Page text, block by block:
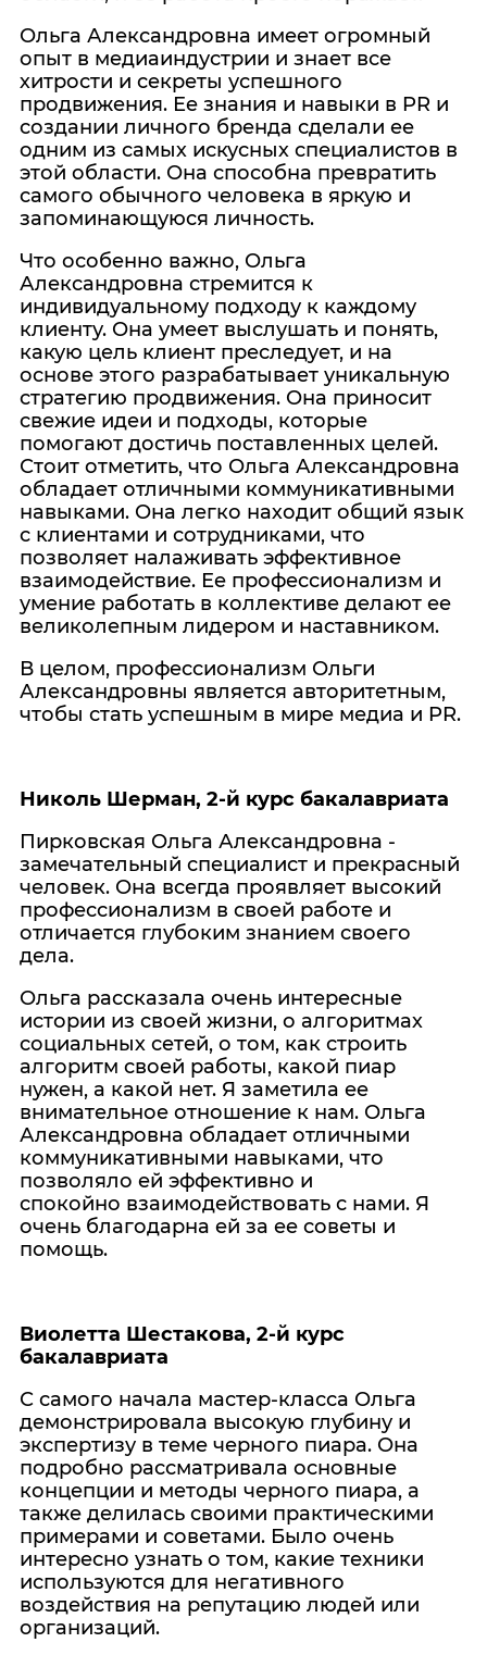
Ольга Александровна имеет огромный
опыт в медиаиндустрии и знает все
хитрости и секреты успешного
продвижения. Ее знания и навыки в PR и
создании личного бренда сделали ее
одним из самых искусных специалистов в
этой области. Она способна превратить
самого обычного человека в яркую и
запоминающуюся личность.
Что особенно важно, Ольга
Александровна стремится к
индивидуальному подходу к каждому
клиенту. Она умеет выслушать и понять,
какую цель клиент преследует, и на
основе этого разрабатывает уникальную
стратегию продвижения. Она приносит
свежие идеи и подходы, которые
помогают достичь поставленных целей.
Стоит отметить, что Ольга Александровна
обладает отличными коммуникативными
навыками. Она легко находит общий язык
с клиентами и сотрудниками, что
позволяет налаживать эффективное
взаимодействие. Ее профессионализм и
умение работать в коллективе делают ее
великолепным лидером и наставником.
В целом, профессионализм Ольги
Александровны является авторитетным,
чтобы стать успешным в мире медиа и PR.
Николь Шерман, 2-й курс бакалавриата
Пирковская Ольга Александровна -
замечательный специалист и прекрасный
человек. Она всегда проявляет высокий
профессионализм в своей работе и
отличается глубоким знанием своего
дела.
Ольга рассказала очень интересные
истории из своей жизни, о алгоритмах
социальных сетей, о том, как строить
алгоритм своей работы, какой пиар
нужен, а какой нет. Я заметила ее
внимательное отношение к нам. Ольга
Александровна обладает отличными
коммуникативными навыками, что
позволяло ей эффективно и
спокойно взаимодействовать с нами. Я
очень благодарна ей за ее советы и
помощь.
Виолетта Шестакова, 2-й курс
бакалавриата
С самого начала мастер-класса Ольга
демонстрировала высокую глубину и
экспертизу в теме черного пиара. Она
подробно рассматривала основные
концепции и методы черного пиара, а
также делилась своими практическими
примерами и советами. Было очень
интересно узнать о том, какие техники
используются для негативного
воздействия на репутацию людей или
организаций.